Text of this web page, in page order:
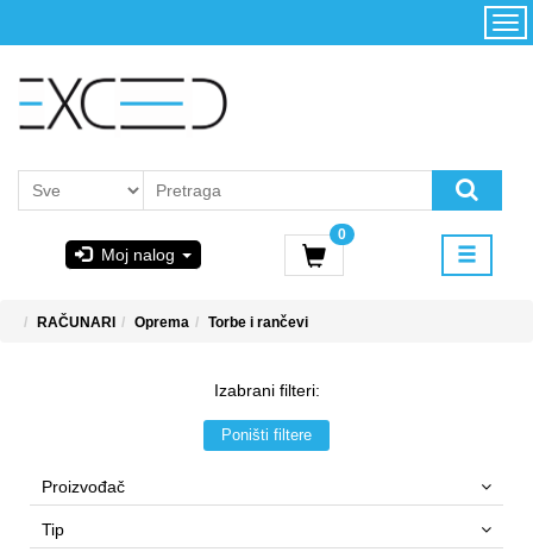
Moj nalog
0
Početna
korišćenja i
RAČUNARI Oprema Torbe i rančevi
Izabrani filteri:
Poništi filtere
Proizvođač
Tip